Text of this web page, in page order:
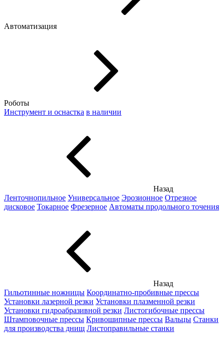
Автоматизация
Роботы
Инструмент и оснастка в наличии
Назад
Ленточнопильное Универсальное Эрозионное Отрезное
дисковое Токарное Фрезерное Автоматы продольного точения
Назад
Гильотинные ножницы Координатно-пробивные прессы
Установки лазерной резки Установки плазменной резки
Установки гидроабразивной резки Листогибочные прессы
Штамповочные прессы Кривошипные прессы Вальцы Станки
для производства днищ Листоправильные станки